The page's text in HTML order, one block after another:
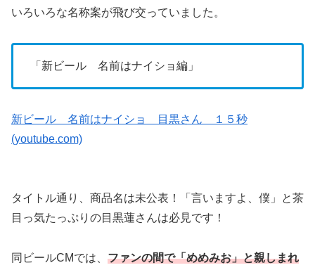
いろいろな名称案が飛び交っていました。
「新ビール 名前はナイショ編」
新ビール 名前はナイショ 目黒さん １５秒
(youtube.com)
タイトル通り、商品名は未公表！「言いますよ、僕」と茶
目っ気たっぷりの目黒蓮さんは必見です！
同ビールCMでは、 ファンの間で「めめみお」と親しまれ